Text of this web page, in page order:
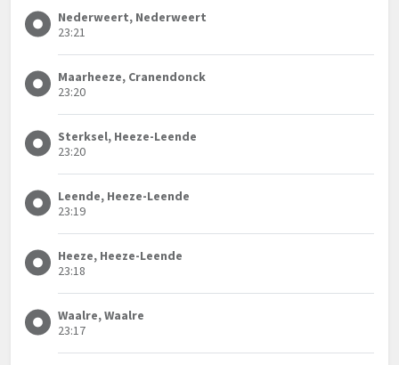
Nederweert, Nederweert
23:21
Maarheeze, Cranendonck
23:20
Sterksel, Heeze-Leende
23:20
Leende, Heeze-Leende
23:19
Heeze, Heeze-Leende
23:18
Waalre, Waalre
23:17